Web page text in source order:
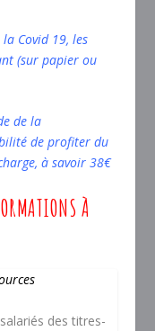
Covid 19, les
(sur papier ou
de la
de profiter du
à savoir 38€
À
des titres-